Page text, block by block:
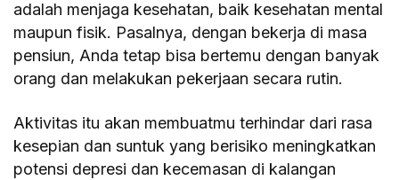
adalah menjaga kesehatan, baik kesehatan mental
maupun fisik. Pasalnya, dengan bekerja di masa
pensiun, Anda tetap bisa bertemu dengan banyak
orang dan melakukan pekerjaan secara rutin.
Aktivitas itu akan membuatmu terhindar dari rasa
kesepian dan suntuk yang berisiko meningkatkan
potensi depresi dan kecemasan di kalangan